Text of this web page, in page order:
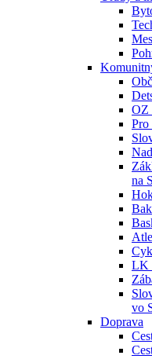
OZ
Pro
na
LK
vo
Doprava